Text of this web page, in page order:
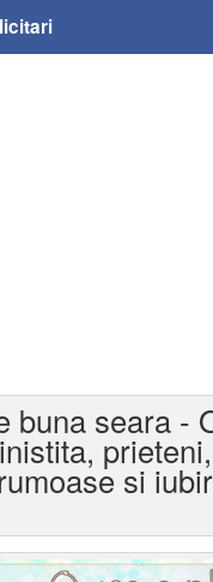
buna seara -
si